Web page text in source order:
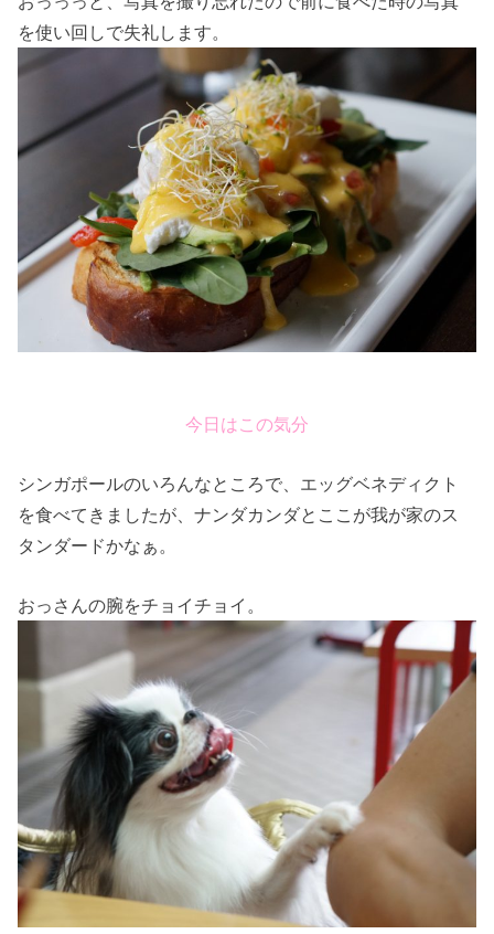
を使い回しで失礼します。
今日はこの気分
シンガポールのいろんなところで、エッグベネディクト
を食べてきましたが、ナンダカンダとここが我が家のス
タンダードかなぁ。
おっさんの腕をチョイチョイ。